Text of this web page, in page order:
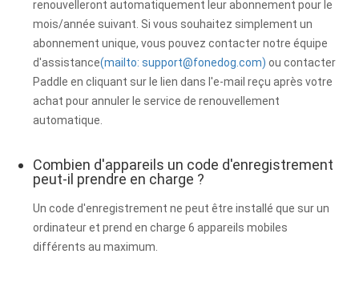
renouvelleront automatiquement leur abonnement pour le
mois/année suivant. Si vous souhaitez simplement un
abonnement unique, vous pouvez contacter notre équipe
d'assistance(mailto:support@fonedog.com) ou contacter
Paddle en cliquant sur le lien dans l'e-mail reçu après votre
achat pour annuler le service de renouvellement
automatique.
Combien d'appareils un code d'enregistrement
peut-il prendre en charge ?
Un code d'enregistrement ne peut être installé que sur un
ordinateur et prend en charge 6 appareils mobiles
différents au maximum.